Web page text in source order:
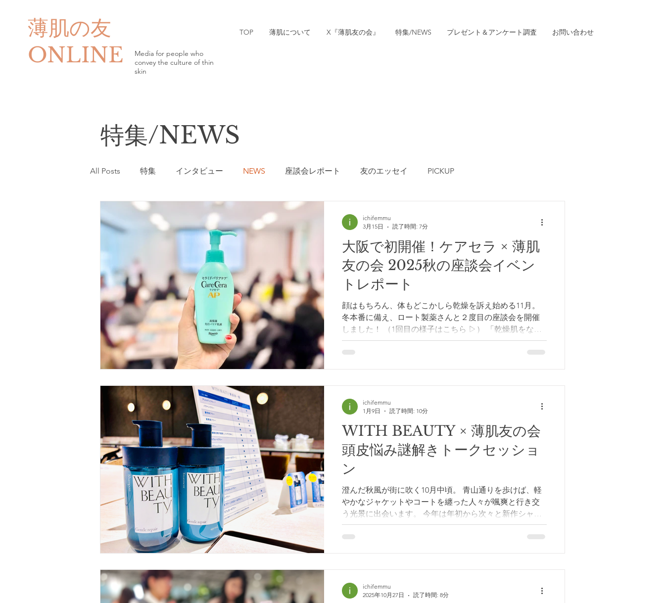
薄肌の友
ONLINE
Media for people who
convey the culture of thin
skin
TOP 薄肌について X『薄肌友の会』 特集/NEWS プレゼント＆アンケート調査 お問い合わせ
特集/NEWS
All Posts 特集 インタビュー NEWS 座談会レポート 友のエッセイ PICKUP
プレゼント＆アンケート調査 動向/Sponsored
大阪で初開催！ケアセラ × 薄肌
友の会 2025秋の座談会イベン
トレポート
顔はもちろん、体もどこかしら乾燥を訴え始める11月。
冬本番に備え、ロート製薬さんと２度目の座談会を開催
しました！ （1回目の様子はこちら ▷） 「乾燥肌をなく
したい」チームケアセラと楽しく初交流 〜ロート製薬ケ
アセラ×薄肌友の会 座談会レポート〜 《 座談会スタート
フロント大阪タワーの高層階で実現しました。 各テーブ
ルでは参加者同士の交流が早くも始まり、関西ならでは
の賑やかな雰囲気が会場を包んでいました。 美容好きな
みなさんの明るいエネルギーが、しぜんと会話を生み出
していて、さすが関西の美容女子さん、始まる前から楽
しそうなご様子です🎶 《 ケアセラ2025秋の座談会 プログ
ラム 》 薄肌友の会とロート製薬『ケアセラ』の紹介 先行
乳液とバームおすすめの使い方 2026年新作おひろめ 質疑
応答と交流タイム 《 薄肌友の会とロート製薬『ケアセ
ラ』の紹介 》 薄肌友の会ができて1年経ちました まず管
理人の私から、あらためて薄肌友の会について、ご
ichifemmu
3月15日
読了時間: 7分
WITH BEAUTY × 薄肌友の会
頭皮悩み謎解きトークセッショ
ン
澄んだ秋風が街に吹く10月中頃。 青山通りを歩けば、軽
やかなジャケットやコートを纏った人々が颯爽と行き交
う光景に出会います。 今年は年初から次々と新作シャン
プーやトリートメントのリリースラッシュ。 スキンケア
と同じように頭皮ケアやヘアケアにも気を配りたいけれ
ティ)。 「刺激成分を極力排除した、新次元のオールフリ
ー*処方 」を掲げるステラシード株式会社発の注目ブラン
ドです。 《 薄肌×頭皮悩みあるある 低刺激に振り切っ
ichifemmu
1月9日
読了時間: 10分
ichifemmu
2025年10月27日
読了時間: 8分